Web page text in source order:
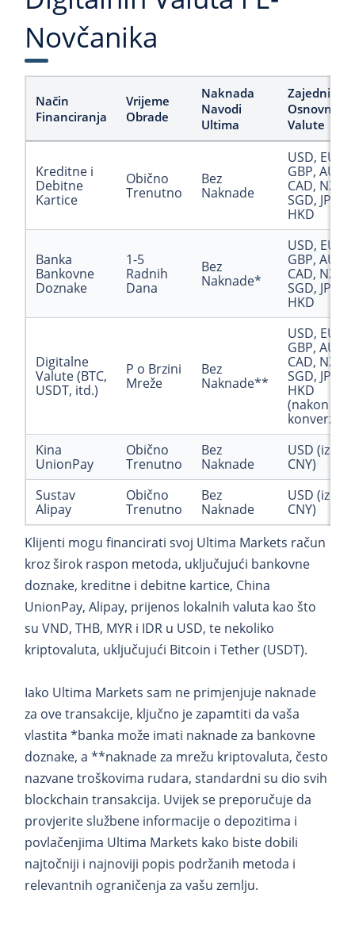
Novčanika
Način
Financiranja
Vrijeme
Obrade
Naknada
Navodi
Ultima
Zajedničke
Osnovne
Valute
Kreditne i
Debitne
Kartice
Obično
Trenutno
Bez
Naknade
USD, EUR,
GBP, AUD,
CAD, NZD,
SGD, JPY,
HKD
Banka
Bankovne
Doznake
1-5
Radnih
Dana
Bez
Naknade*
USD, EUR,
GBP, AUD,
CAD, NZD,
SGD, JPY,
HKD
Digitalne
Valute (BTC,
USDT, itd.)
P o Brzini
Mreže
Bez
Naknade**
USD, EUR,
GBP, AUD,
CAD, NZD,
SGD, JPY,
HKD
(nakon
konverzije)
Kina
UnionPay
Obično
Trenutno
Bez
Naknade
USD (iz
CNY)
Sustav
Alipay
Obično
Trenutno
Bez
Naknade
USD (iz
CNY)
Klijenti mogu financirati svoj Ultima Markets račun
kroz širok raspon metoda, uključujući bankovne
doznake, kreditne i debitne kartice, China
UnionPay, Alipay, prijenos lokalnih valuta kao što
su VND, THB, MYR i IDR u USD, te nekoliko
kriptovaluta, uključujući Bitcoin i Tether (USDT).
Iako Ultima Markets sam ne primjenjuje naknade
za ove transakcije, ključno je zapamtiti da vaša
vlastita *banka može imati naknade za bankovne
doznake, a **naknade za mrežu kriptovaluta, često
nazvane troškovima rudara, standardni su dio svih
blockchain transakcija. Uvijek se preporučuje da
provjerite službene informacije o depozitima i
povlačenjima Ultima Markets kako biste dobili
najtočniji i najnoviji popis podržanih metoda i
relevantnih ograničenja za vašu zemlju.